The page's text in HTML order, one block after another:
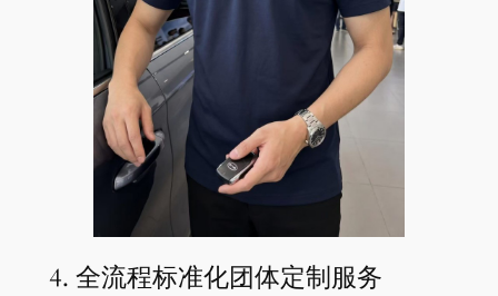
4. 全流程标准化团体定制服务